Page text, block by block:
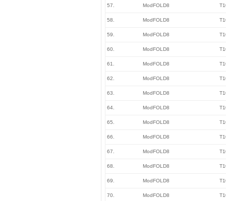
57. ModFOLD8
58. ModFOLD8
59. ModFOLD8
60. ModFOLD8
61. ModFOLD8
62. ModFOLD8
63. ModFOLD8
64. ModFOLD8
65. ModFOLD8
66. ModFOLD8
67. ModFOLD8
68. ModFOLD8
69. ModFOLD8
70. ModFOLD8